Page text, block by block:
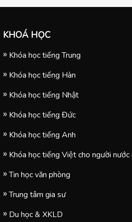
KHOÁ HỌC
Khóa học tiếng Trung
Khóa học tiếng Hàn
Khóa học tiếng Nhật
Khóa học tiếng Đức
Khóa học tiếng Anh
Khóa học tiếng Việt cho người nước
Tin học văn phòng
Trung tâm gia sư
Du học & XKLD